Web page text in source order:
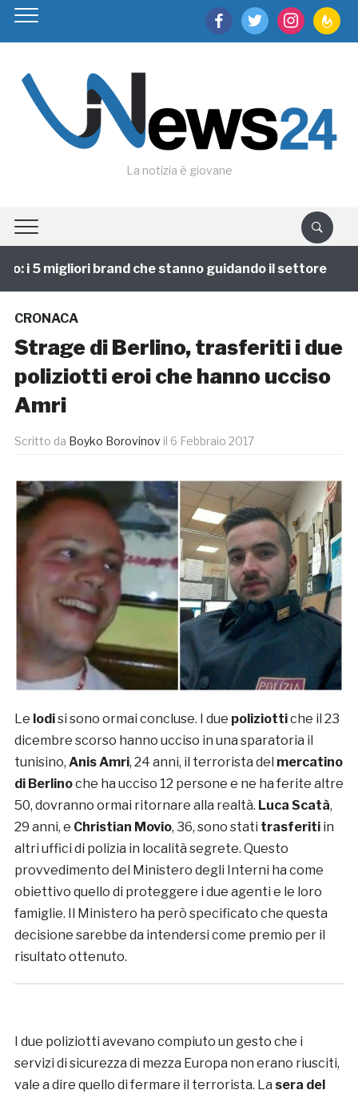
facebooktwitter instagram
La notizia è giovane
i 5 migliori brand che stanno guidando il settore
CRONACA
Strage di Berlino, trasferiti i due
poliziotti eroi che hanno ucciso
Amri
Scritto da Boyko Borovinov il 6 Febbraio 2017
Le lodisi sono ormai concluse. I due poliziottiche il 23
dicembre scorso hanno ucciso in una sparatoria il
tunisino, Anis Amri, 24 anni, il terrorista del mercatino
di Berlinoche ha ucciso 12 persone e ne ha ferite altre
50, dovranno ormai ritornare alla realtà. Luca Scatà,
29 anni, e Christian Movio, 36, sono stati trasferitiin
altri uffici di polizia in località segrete. Questo
provvedimento del Ministero degli Interni ha come
obiettivo quello di proteggere i due agenti e le loro
famiglie. Il Ministero ha però specificato che questa
decisione sarebbe da intendersi come premio per il
risultato ottenuto.
I due poliziotti avevano compiuto un gesto che i
servizi di sicurezza di mezza Europa non erano riusciti,
vale a dire quello di fermare il terrorista. La sera del